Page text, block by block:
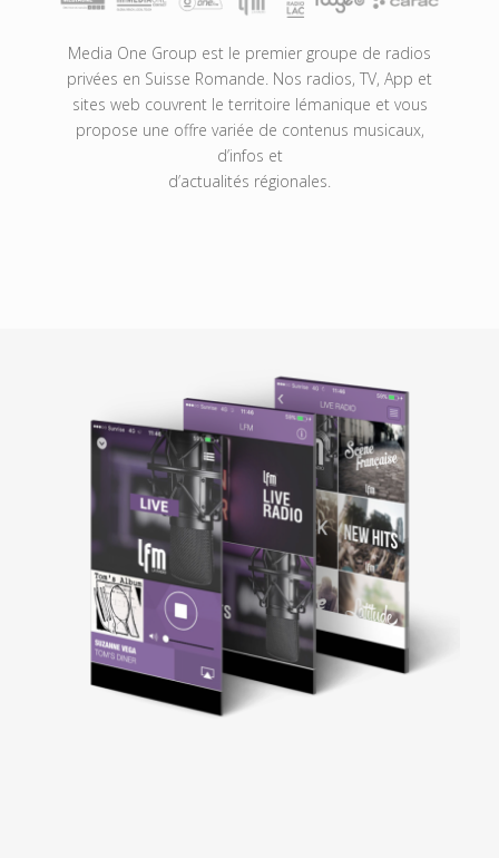
Media One Group est le premier groupe de radios
privées en Suisse Romande. Nos radios, TV, App et
sites web couvrent le territoire lémanique et vous
propose une offre variée de contenus musicaux,
d’infos et
d’actualités régionales.